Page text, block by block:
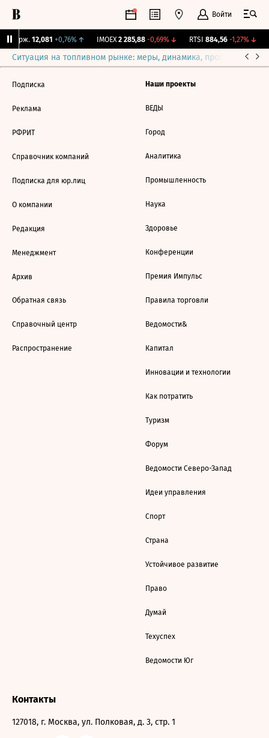
Войти
Бирж. 12,081 +0,76%↑ IMOEX 2 285,88 -0,69%↓ RTSI 884,56 -1,27%↓
Ситуация на топливном рынке: меры, динамика, прогнозы
Подписка
Реклама
РФРИТ
Справочник компаний
Подписка для юр.лиц
О компании
Редакция
Менеджмент
Архив
Обратная связь
Справочный центр
Распространение
Наши проекты
ВЕДЫ
Город
Аналитика
Промышленность
Наука
Здоровье
Конференции
Премия Импульс
Правила торговли
Ведомости&
Капитал
Инновации и технологии
Как потратить
Туризм
Форум
Ведомости Северо-Запад
Идеи управления
Спорт
Страна
Устойчивое развитие
Право
Думай
Техуспех
Ведомости Юг
Контакты
127018, г. Москва, ул. Полковая, д. 3, стр. 1